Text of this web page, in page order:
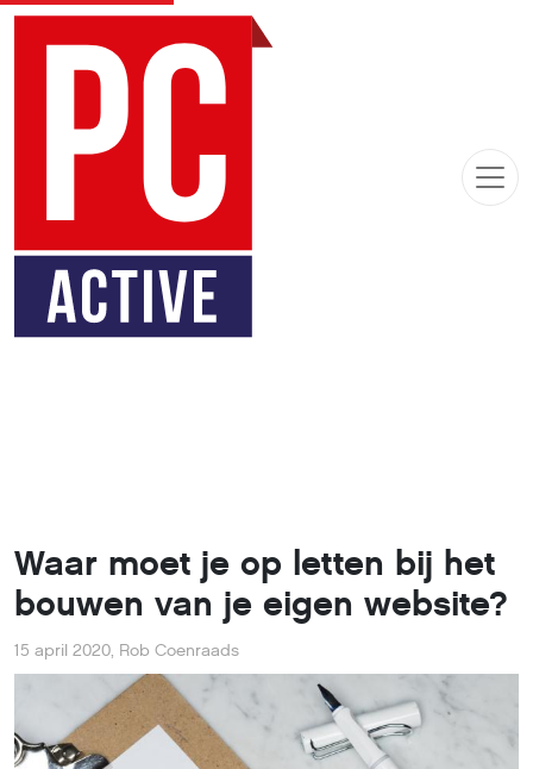
Waar moet je op letten bij het
bouwen van je eigen website?
15 april 2020, Rob Coenraads